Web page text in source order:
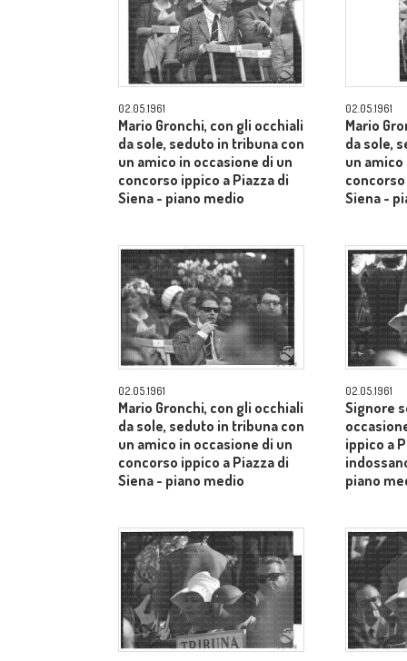
02.05.1961
Mario Gronchi, con gli occhiali
da sole, seduto in tribuna con
un amico in occasione di un
concorso ippico a Piazza di
Siena - piano medio
02.05.1961
Mario
da sole,
un
Siena -
02.05.1961
Mario Gronchi, con gli occhiali
da sole, seduto in tribuna con
un amico in occasione di un
concorso ippico a Piazza di
Siena - piano medio
02.05.1961
Signore
ippico a
piano